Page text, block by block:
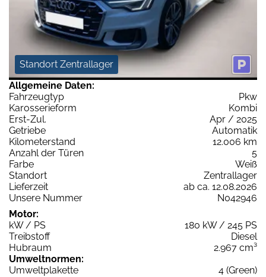
Standort Zentrallager
Allgemeine Daten:
Fahrzeugtyp
Pkw
Karosserieform
Kombi
Erst-Zul.
Apr / 2025
Getriebe
Automatik
Kilometerstand
12.006 km
Anzahl der Türen
5
Farbe
Weiß
Standort
Zentrallager
Lieferzeit
ab ca. 12.08.2026
Unsere Nummer
N042946
Motor:
kW / PS
180 kW / 245 PS
Treibstoff
Diesel
Hubraum
2.967 cm³
Umweltnormen:
Umweltplakette
4 (Green)